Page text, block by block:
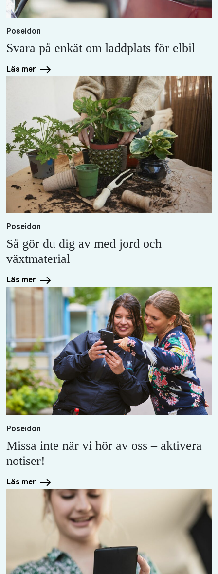
Poseidon
Svara på enkät om laddplats för elbil
Läs mer
Poseidon
Så gör du dig av med jord och
växtmaterial
Läs mer
Poseidon
Missa inte när vi hör av oss – aktivera
notiser!
Läs mer